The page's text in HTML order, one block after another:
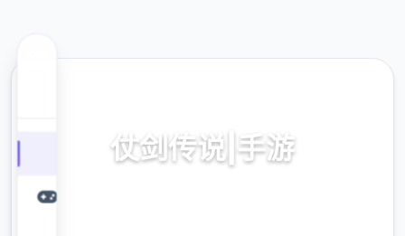
仗剑传说|手游